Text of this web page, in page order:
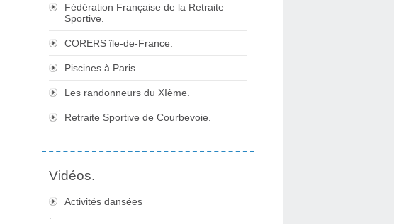
Fédération Française de la Retraite
Sportive.
CORERS île-de-France.
Piscines à Paris.
Les randonneurs du XIème.
Retraite Sportive de Courbevoie.
Vidéos.
Activités dansées
.